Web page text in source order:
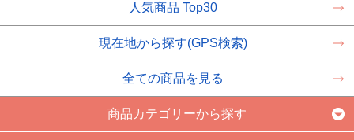
人気商品 Top30
現在地から探す(GPS検索)
全ての商品を見る
商品カテゴリーから探す